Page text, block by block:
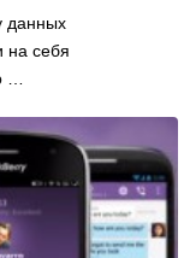
данных
на себя
…